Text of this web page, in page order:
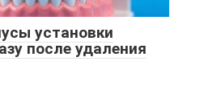
установки
после удаления